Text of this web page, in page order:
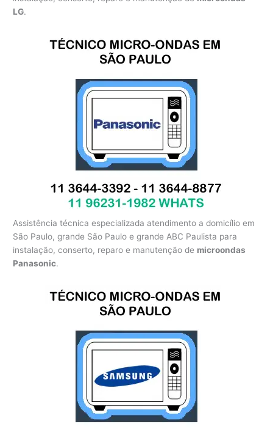
LG.
Assistência técnica especializada atendimento a domicílio em
São Paulo, grande São Paulo e grande ABC Paulista para
instalação, conserto, reparo e manutenção de microondas
Panasonic.